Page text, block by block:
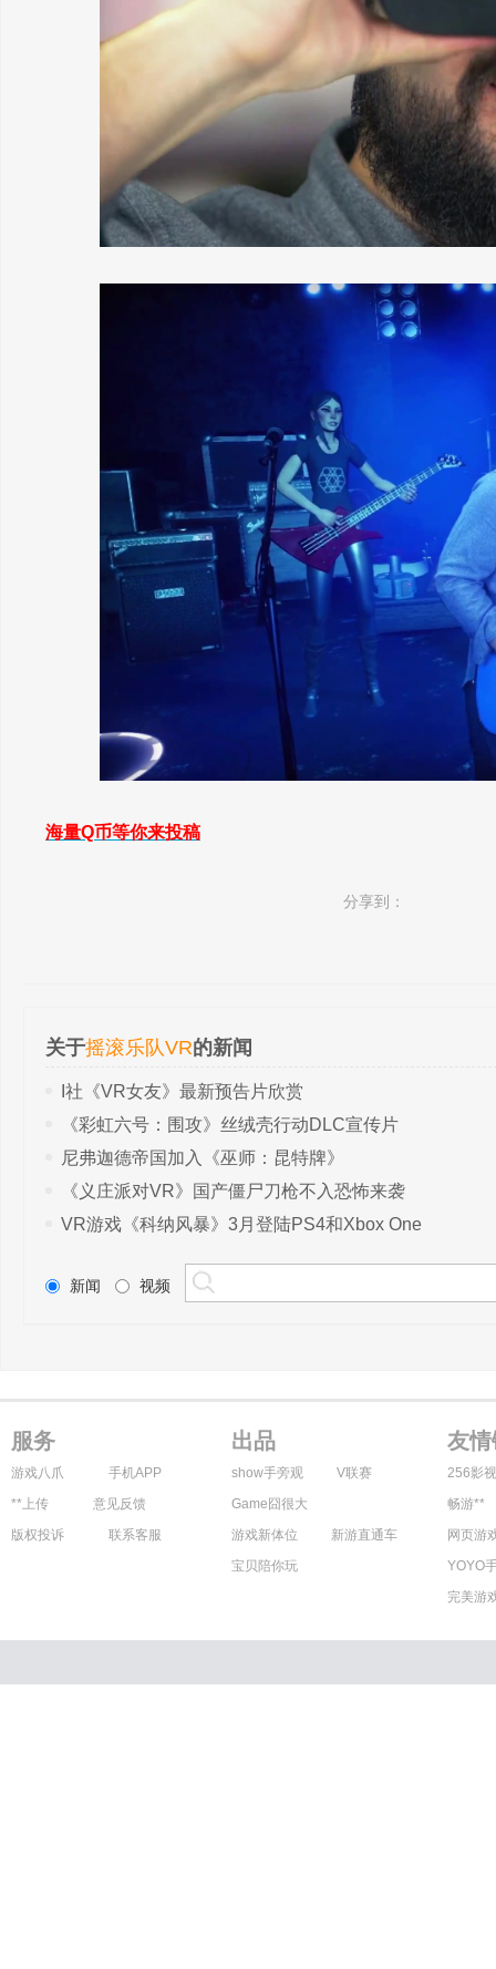
海量Q币等你来投稿
分享到：
关于摇滚乐队VR的新闻
I社《VR女友》最新预告片欣赏
《彩虹六号：围攻》丝绒壳行动DLC宣传片
尼弗迦德帝国加入《巫师：昆特牌》
《义庄派对VR》国产僵尸刀枪不入恐怖来袭
VR游戏《科纳风暴》3月登陆PS4和Xbox One
新闻 视频
服务
游戏八爪
手机APP
**上传
意见反馈
版权投诉
联系客服
出品
show手旁观
V联赛
Game囧很大
游戏新体位
新游直通车
宝贝陪你玩
友
256影视
畅游**
网页游
YOYO
完美游